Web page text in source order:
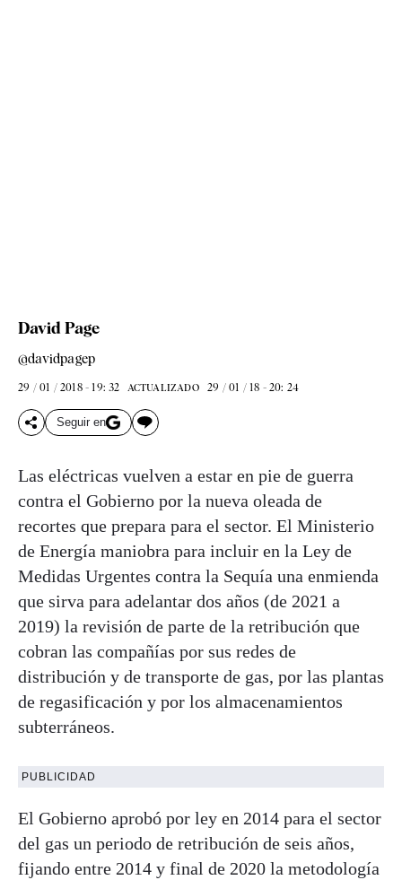
David Page
@davidpagep
29 / 01 / 2018 - 19: 32 ACTUALIZADO 29 / 01 / 18 - 20: 24
Seguir en
Las eléctricas vuelven a estar en pie de guerra
contra el Gobierno por la nueva oleada de
recortes que prepara para el sector. El Ministerio
de Energía maniobra para incluir en la Ley de
Medidas Urgentes contra la Sequía una enmienda
que sirva para adelantar dos años (de 2021 a
2019) la revisión de parte de la retribución que
cobran las compañías por sus redes de
distribución y de transporte de gas, por las plantas
de regasificación y por los almacenamientos
subterráneos.
PUBLICIDAD
El Gobierno aprobó por ley en 2014 para el sector
del gas un periodo de retribución de seis años,
fijando entre 2014 y final de 2020 la metodología